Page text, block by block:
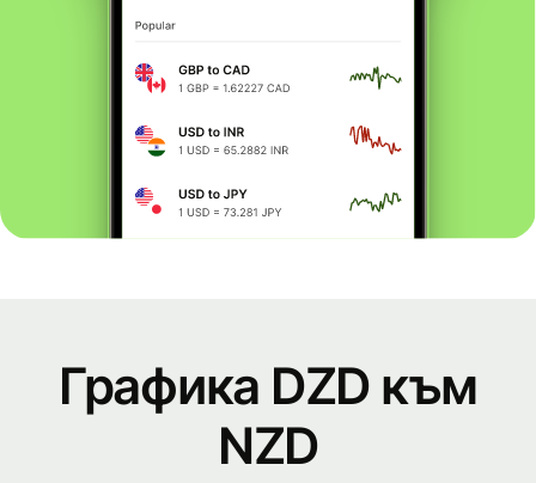
Графика DZD към
NZD